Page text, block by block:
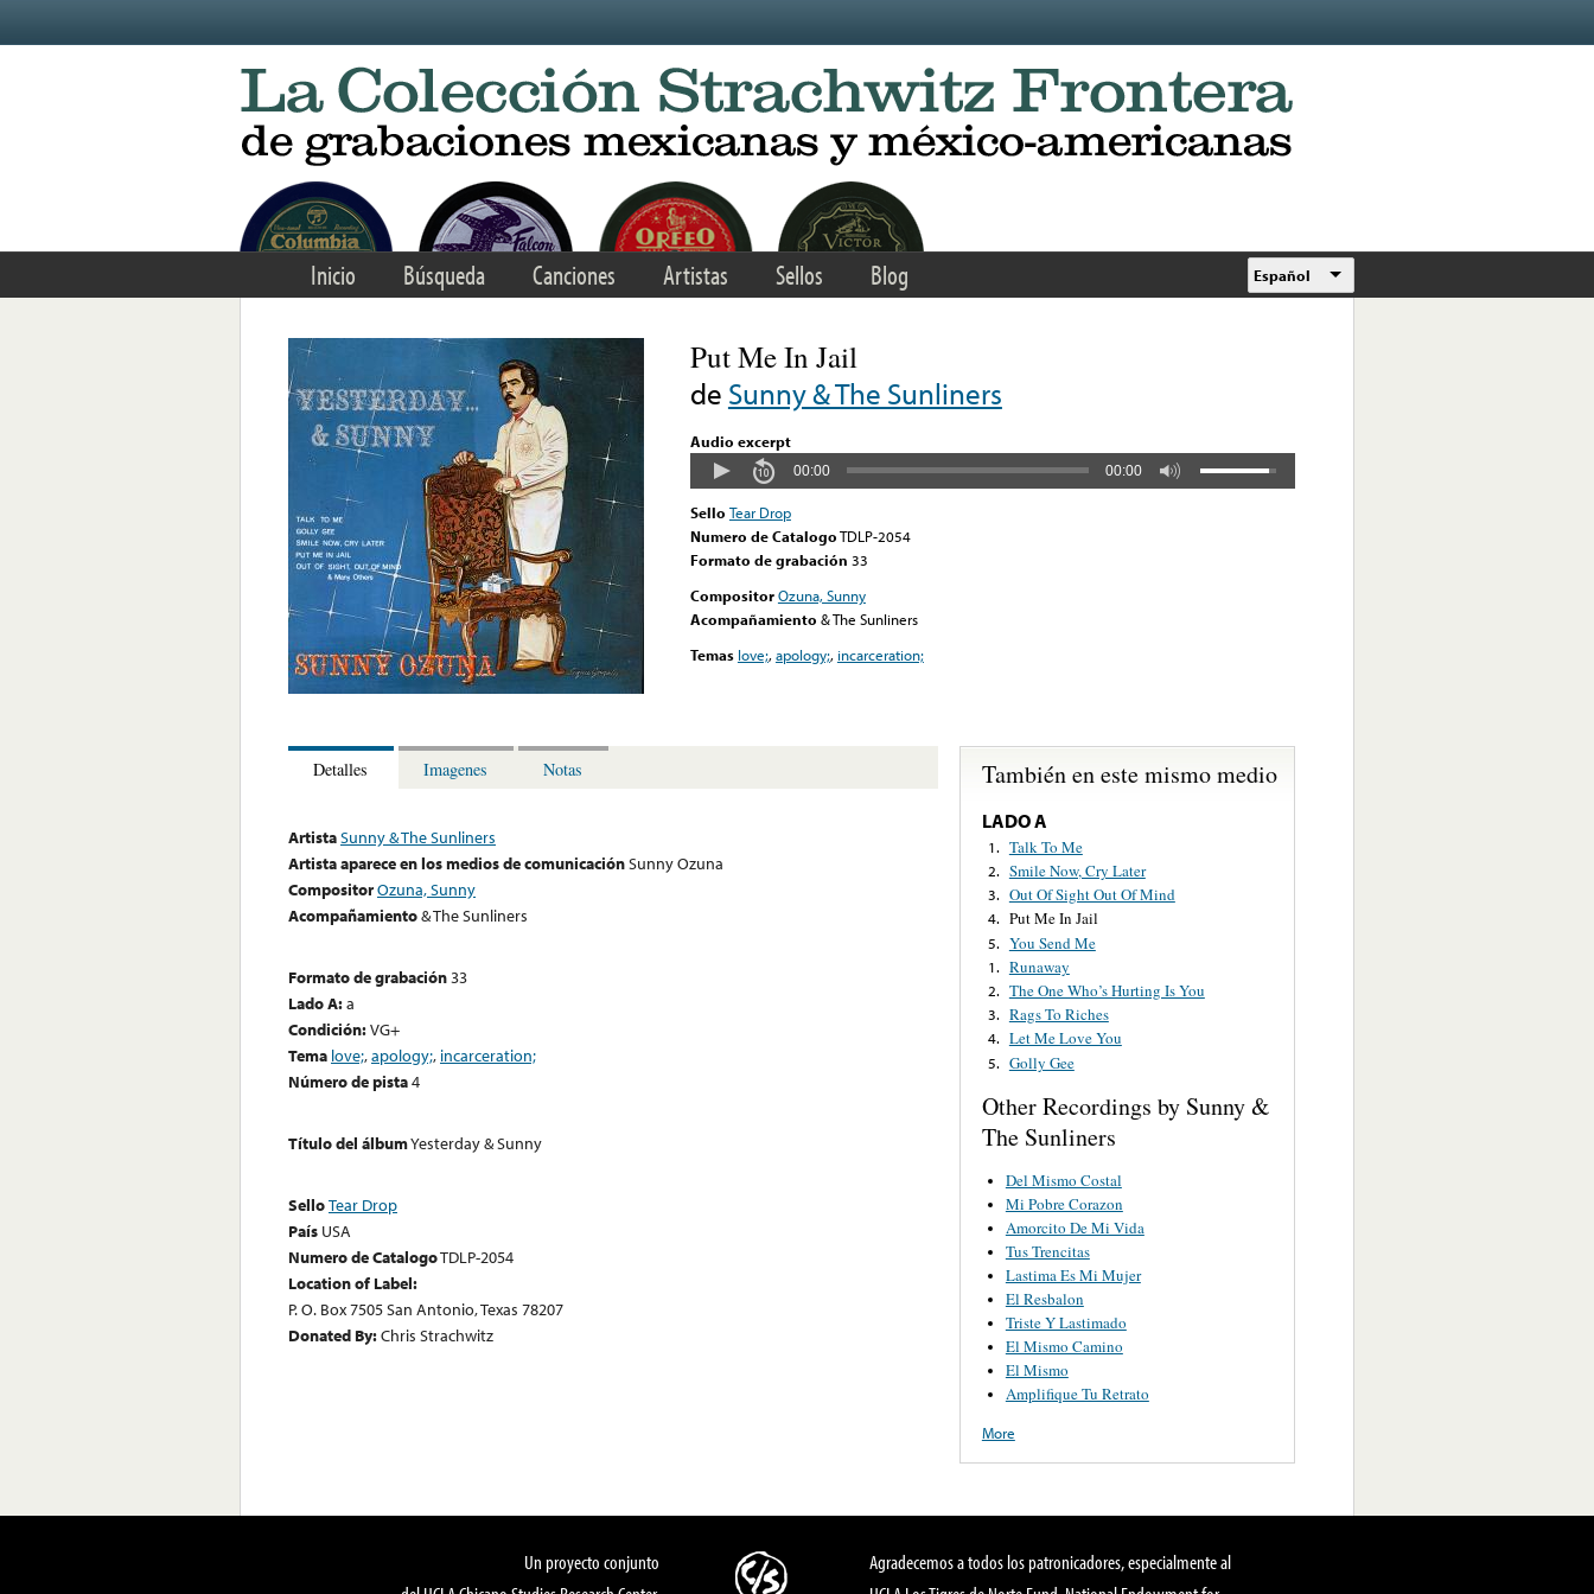
Inicio Búsqueda Canciones Artistas Sellos Blog Español
Put Me In Jail
de Sunny & The Sunliners
Audio excerpt
00:00 00:00
Sello Tear Drop
Numero de CatalogoTDLP-2054
Formato de grabación 33
CompositorOzuna, Sunny
Acompañamiento & The Sunliners
Temas love;,apology;, incarceration;
Detalles Imagenes Notas
ArtistaSunny & The Sunliners
Artista aparece en los medios de comunicaciónSunny Ozuna
CompositorOzuna, Sunny
Acompañamiento& The Sunliners
Formato de grabación33
Lado A:a
Condición:VG+
Tema love;,apology;, incarceration;
Número de pista4
Título del álbumYesterday & Sunny
SelloTear Drop
País USA
Numero de CatalogoTDLP-2054
Location of Label:
P. O. Box 7505 San Antonio, Texas 78207
Donated By:Chris Strachwitz
También en este mismo medio
LADO A
1. Talk To Me
2. Smile Now, Cry Later
3. Out Of Sight Out Of Mind
4. Put Me In Jail
5. You Send Me
1. Runaway
2. The One Who’s Hurting Is You
3. Rags To Riches
4. Let Me Love You
5. Golly Gee
Other Recordings by Sunny &
The Sunliners
Del Mismo Costal
Mi Pobre Corazon
Amorcito De Mi Vida
Tus Trencitas
Lastima Es Mi Mujer
El Resbalon
Triste Y Lastimado
El Mismo Camino
El Mismo
Amplifique Tu Retrato
More
Un proyecto conjunto
Agradecemos a todos los patronicadores, especialmente al